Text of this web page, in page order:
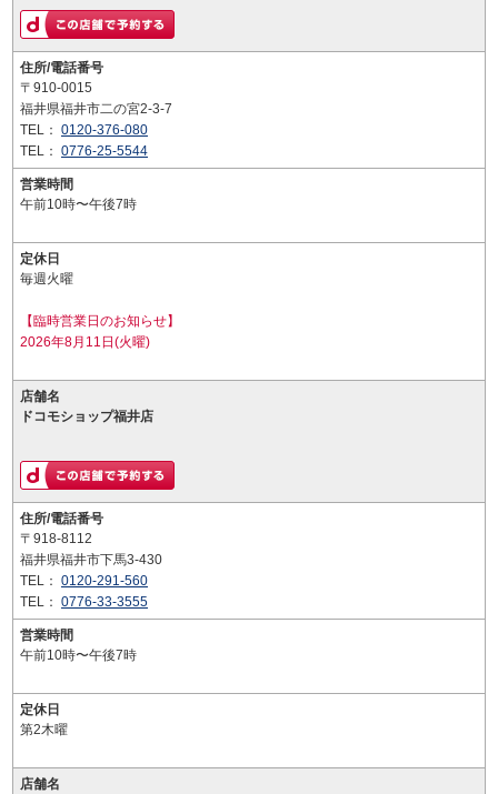
住所/電話番号
〒910-0015
福井県福井市二の宮2-3-7
TEL： 0120-376-080
TEL： 0776-25-5544
営業時間
午前10時〜午後7時
定休日
毎週火曜
【臨時営業日のお知らせ】
2026年8月11日(火曜)
店舗名
ドコモショップ福井店
住所/電話番号
〒918-8112
福井県福井市下馬3-430
TEL： 0120-291-560
TEL： 0776-33-3555
営業時間
午前10時〜午後7時
定休日
第2木曜
店舗名